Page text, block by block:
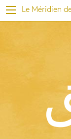
Le Méridien